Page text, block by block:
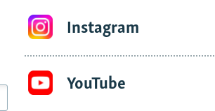
Instagram
YouTube